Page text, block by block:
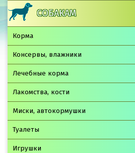
СОБАКАМ
Корма
Консервы, влажники
Лечебные корма
Лакомства, кости
Миски, автокормушки
Туалеты
Игрушки